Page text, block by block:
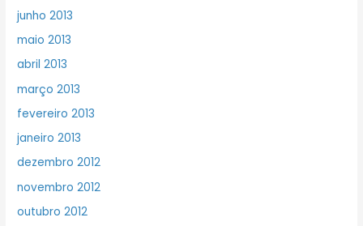
junho 2013
maio 2013
abril 2013
março 2013
fevereiro 2013
janeiro 2013
dezembro 2012
novembro 2012
outubro 2012